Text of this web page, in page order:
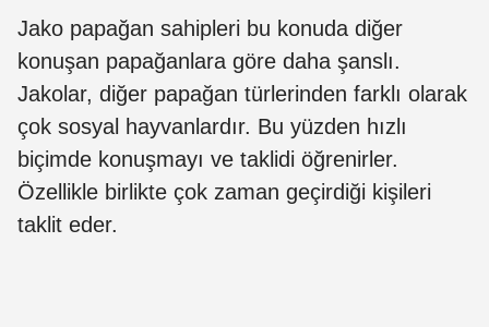
Jako papağan sahipleri bu konuda diğer
konuşan papağanlara göre daha şanslı.
Jakolar, diğer papağan türlerinden farklı olarak
çok sosyal hayvanlardır. Bu yüzden hızlı
biçimde konuşmayı ve taklidi öğrenirler.
Özellikle birlikte çok zaman geçirdiği kişileri
taklit eder.